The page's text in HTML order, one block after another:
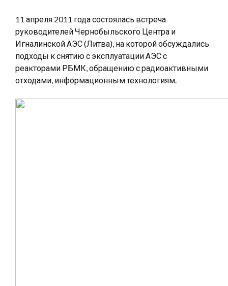
11 апреля 2011 года состоялась встреча
руководителей Чернобыльского Центра и
Игналинской АЭС (Литва), на которой обсуждались
подходы к снятию с эксплуатации АЭС с
реакторами РБМК, обращению с радиоактивными
отходами, информационным технологиям.